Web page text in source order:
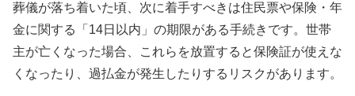
葬儀が落ち着いた頃、次に着手すべきは住民票や保険・年
金に関する「14日以内」の期限がある手続きです。世帯
主が亡くなった場合、これらを放置すると保険証が使えな
くなったり、過払金が発生したりするリスクがあります。